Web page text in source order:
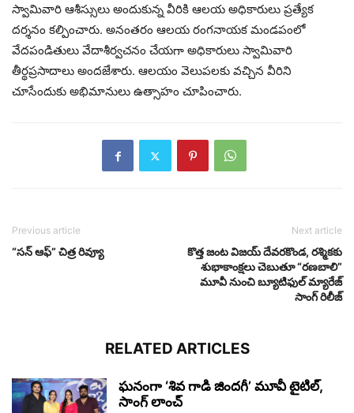
స్వామివారి ఆశీస్సులు అందుకున్న వీరికి ఆలయ అధికారులు ప్రత్యేక
దర్శనం కల్పించారు. అనంతరం ఆలయ రంగనాయక మండపంలో
వేదపండితులు వేదాశీర్వచనం చేయగా అధికారులు స్వామివారి
తీర్థప్రసాదాలు అందజేశారు. ఆలయం వెలుపలకు వచ్చిన వీరిని
చూసేందుకు అభిమానులు ఉత్సాహం చూపించారు.
Previous article
“సన్ ఆఫ్” చిత్ర రివ్యూ
Next article
కొత్త జంట విజయ్ దేవరకొండ, రశ్మికకు
శుభాకాంక్షలు చెబుతూ “రణబాలి”
మూవీ నుంచి బ్యూటిఫుల్ మ్యారేజ్
సాంగ్ రిలీజ్
RELATED ARTICLES
ఘనంగా ‘శివ గాడి జింద‌గీ’ మూవీ టైటిల్,
సాంగ్ లాంచ్